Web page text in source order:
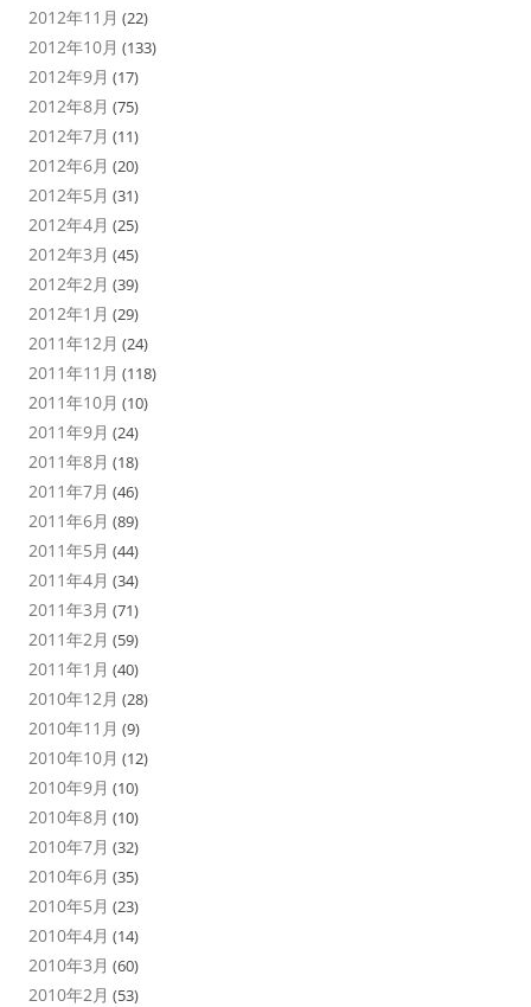
2012年11月 (22)
2012年10月 (133)
2012年9月 (17)
2012年8月 (75)
2012年7月 (11)
2012年6月 (20)
2012年5月 (31)
2012年4月 (25)
2012年3月 (45)
2012年2月 (39)
2012年1月 (29)
2011年12月 (24)
2011年11月 (118)
2011年10月 (10)
2011年9月 (24)
2011年8月 (18)
2011年7月 (46)
2011年6月 (89)
2011年5月 (44)
2011年4月 (34)
2011年3月 (71)
2011年2月 (59)
2011年1月 (40)
2010年12月 (28)
2010年11月 (9)
2010年10月 (12)
2010年9月 (10)
2010年8月 (10)
2010年7月 (32)
2010年6月 (35)
2010年5月 (23)
2010年4月 (14)
2010年3月 (60)
2010年2月 (53)